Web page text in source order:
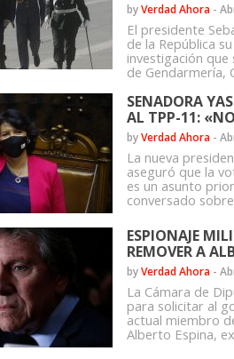
byVerdad Ahora -
El presidente
de la República
investigación
de Gendarmería,
SENADORA
AL TPP-11:
byVerdad Ahora -
La nueva
aseguró que la
es un asunto
conversado
ESPIONAJE
REMOVER A
byVerdad Ahora -
La Cámara de
para solicitar al
actual miembro
Alberto Espina,